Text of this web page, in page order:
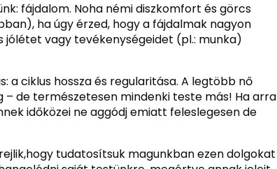
fájdalom. Noha némi diszkomfort és görcs
ha úgy érzed, hogy a fájdalmak nagyon
vagy tevékenységeidet (pl.: munka)
a ciklus hossza és regularitása. A legtöbb nő
de természetesen mindenki teste más! Ha arra
időközei ne aggódj emiatt feleslegesen de
tudatosítsuk magunkban ezen dolgokat